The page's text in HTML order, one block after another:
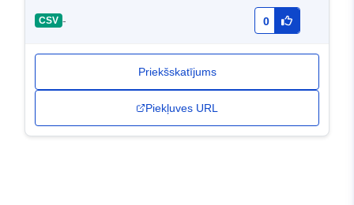
CSV - 0
Priekšskatījums
Piekļuves URL